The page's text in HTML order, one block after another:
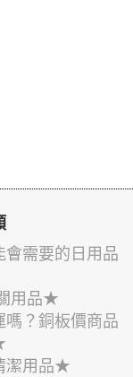
需要的日用品
用品★
？銅板價商品
潔用品★